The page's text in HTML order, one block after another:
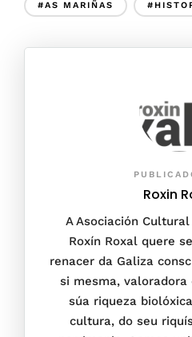
#AS MARIÑAS
Roxin
A Asociación
Roxín Roxal quere
renacer da Galiza
si mesma, valoradora
súa riqueza
cultura, do seu